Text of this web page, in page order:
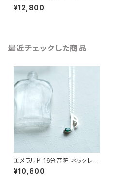
¥12,800
最近チェックした商品
エメラルド 16分音符 ネックレス
シルバー925 5月誕生石 音楽
モチーフ レディース ユニセック
¥10,800